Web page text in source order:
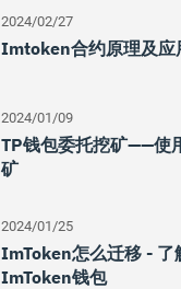
2024/02/27
Imtoken合约原理及应
2024/01/09
TP钱包委托挖矿——使
矿
2024/01/25
ImToken怎么迁移 - 了
ImToken钱包